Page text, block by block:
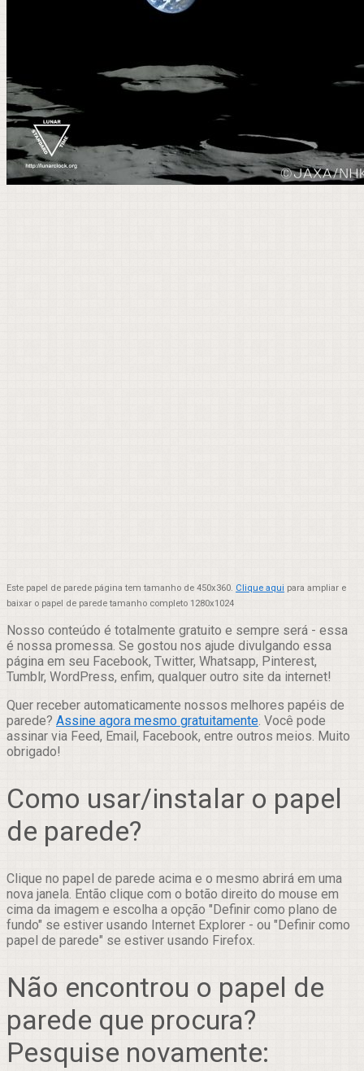
Este papel de parede página tem tamanho de 450x360. Clique aqui para ampliar e
baixar o papel de parede tamanho completo 1280x1024
Nosso conteúdo é totalmente gratuito e sempre será - essa
é nossa promessa. Se gostou nos ajude divulgando essa
página em seu Facebook, Twitter, Whatsapp, Pinterest,
Tumblr, WordPress, enfim, qualquer outro site da internet!
Quer receber automaticamente nossos melhores papéis de
parede? Assine agora mesmo gratuitamente. Você pode
assinar via Feed, Email, Facebook, entre outros meios. Muito
obrigado!
Como usar/instalar o papel
de parede?
Clique no papel de parede acima e o mesmo abrirá em uma
nova janela. Então clique com o botão direito do mouse em
cima da imagem e escolha a opção "Definir como plano de
fundo" se estiver usando Internet Explorer - ou "Definir como
papel de parede" se estiver usando Firefox.
Não encontrou o papel de
parede que procura?
Pesquise novamente: